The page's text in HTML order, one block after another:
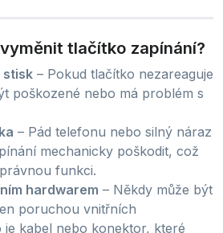
tlačítko zapínání?
stisk – Pokud tlačítko nezareaguje
poškozené nebo má problém s
– Pád telefonu nebo silný náraz
mechanicky poškodit, což
funkci.
hardwarem – Někdy může být
poruchou vnitřních
je kabel nebo konektor, které